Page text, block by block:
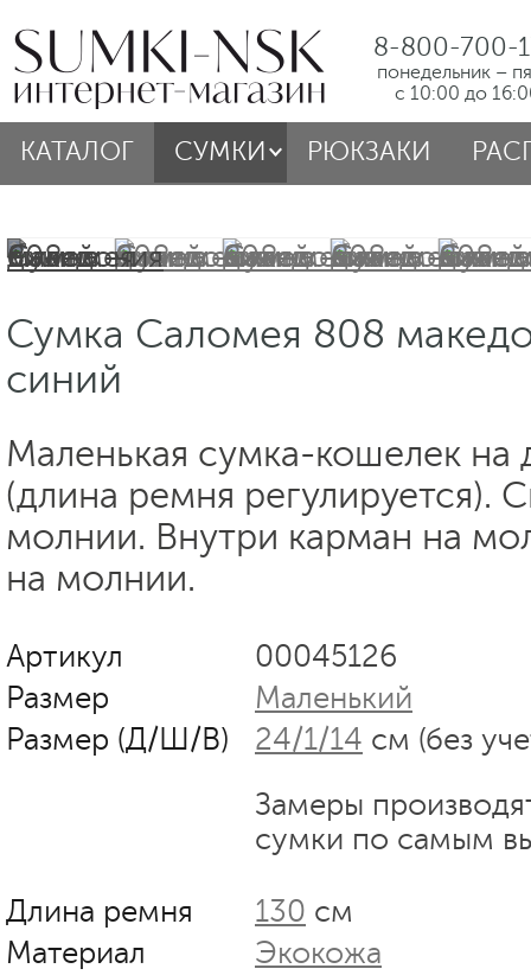
8-800-700-
понедельник –
с 10:00 до
КАТАЛОГ СУМКИ РЮКЗАКИ
Сумка Саломея 808
синий
Маленькая сумка-кошелек
(длина ремня регулируется).
молнии. Внутри карман на
на молнии.
Артикул
00045126
Размер
Маленький
Размер (Д/Ш/В)
24/1/14 см (без
Замеры
сумки по самым
Длина ремня 130 см
Материал
Экокожа